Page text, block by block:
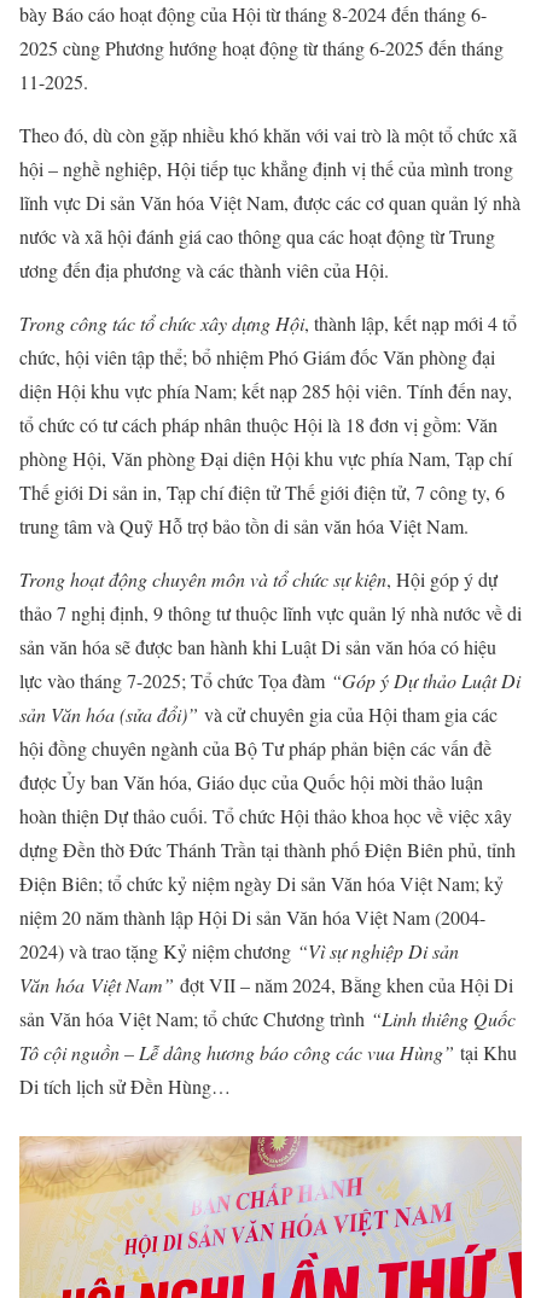
bày Báo cáo hoạt động của Hội từ tháng 8-2024 đến tháng 6-
2025 cùng Phương hướng hoạt động từ tháng 6-2025 đến tháng
11-2025.
Theo đó, dù còn gặp nhiều khó khăn với vai trò là một tổ chức xã
hội – nghề nghiệp, Hội tiếp tục khẳng định vị thế của mình trong
lĩnh vực Di sản Văn hóa Việt Nam, được các cơ quan quản lý nhà
nước và xã hội đánh giá cao thông qua các hoạt động từ Trung
ương đến địa phương và các thành viên của Hội.
Trong công tác tổ chức xây dựng Hội, thành lập, kết nạp mới 4 tổ
chức, hội viên tập thể; bổ nhiệm Phó Giám đốc Văn phòng đại
diện Hội khu vực phía Nam; kết nạp 285 hội viên. Tính đến nay,
tổ chức có tư cách pháp nhân thuộc Hội là 18 đơn vị gồm: Văn
phòng Hội, Văn phòng Đại diện Hội khu vực phía Nam, Tạp chí
Thế giới Di sản in, Tạp chí điện tử Thế giới điện tử, 7 công ty, 6
trung tâm và Quỹ Hỗ trợ bảo tồn di sản văn hóa Việt Nam.
Trong hoạt động chuyên môn và tổ chức sự kiện, Hội góp ý dự
thảo 7 nghị định, 9 thông tư thuộc lĩnh vực quản lý nhà nước về di
sản văn hóa sẽ được ban hành khi Luật Di sản văn hóa có hiệu
lực vào tháng 7-2025; Tổ chức Tọa đàm “Góp ý Dự thảo Luật Di
sản Văn hóa (sửa đổi)” và cử chuyên gia của Hội tham gia các
hội đồng chuyên ngành của Bộ Tư pháp phản biện các vấn đề
được Ủy ban Văn hóa, Giáo dục của Quốc hội mời thảo luận
hoàn thiện Dự thảo cuối. Tổ chức Hội thảo khoa học về việc xây
dựng Đền thờ Đức Thánh Trần tại thành phố Điện Biên phủ, tỉnh
Điện Biên; tổ chức kỷ niệm ngày Di sản Văn hóa Việt Nam; kỷ
niệm 20 năm thành lập Hội Di sản Văn hóa Việt Nam (2004-
2024) và trao tặng Kỷ niệm chương “Vì sự nghiệp Di sản
Văn hóa Việt Nam” đợt VII – năm 2024, Bằng khen của Hội Di
sản Văn hóa Việt Nam; tổ chức Chương trình “Linh thiêng Quốc
Tô cội nguồn – Lễ dâng hương báo công các vua Hùng” tại Khu
Di tích lịch sử Đền Hùng…